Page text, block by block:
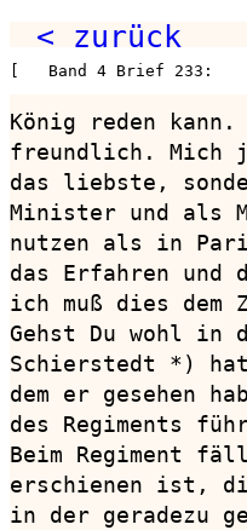
< zurück
[   Band 4 Brief 233:
König reden
freundlich. Mich
das liebste,
Minister und als
nutzen als in
das Erfahren
ich muß dies
Gehst Du wohl in
Schierstedt *) hat
dem er gesehen
des Regiments
Beim Regiment
erschienen ist,
in der geradezu